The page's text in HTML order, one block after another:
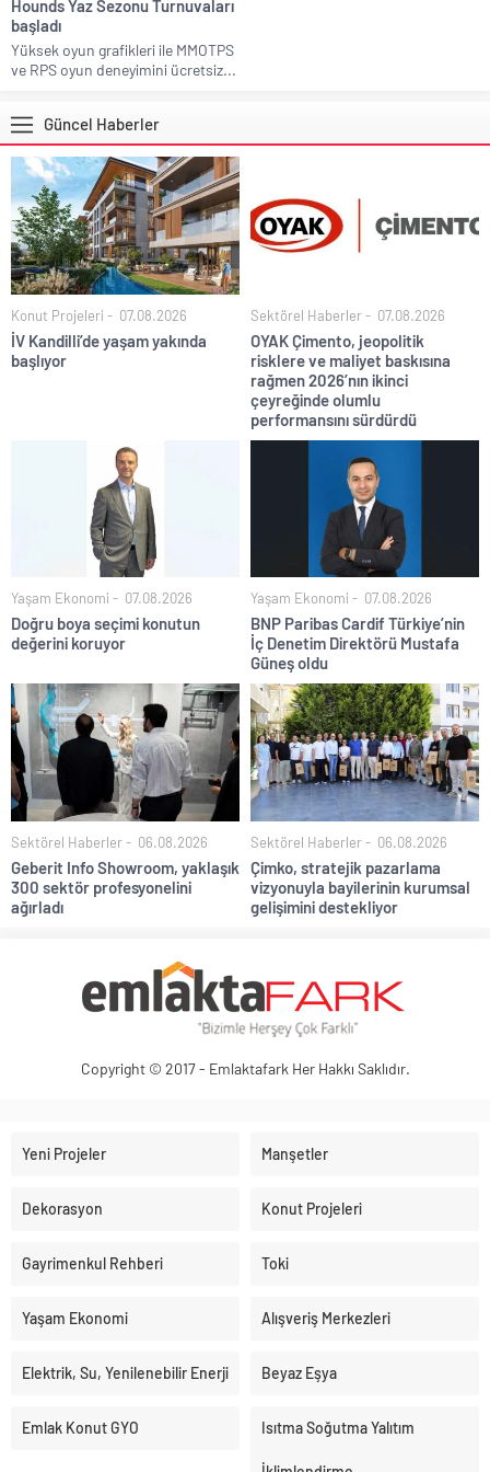
Hounds Yaz Sezonu Turnuvaları
başladı
Yüksek oyun grafikleri ile MMOTPS
ve RPS oyun deneyimini ücretsiz...
Güncel Haberler
Konut Projeleri 07.08.2026
İV Kandilli’de yaşam yakında
başlıyor
Sektörel Haberler 07.08.2026
OYAK Çimento, jeopolitik
risklere ve maliyet baskısına
rağmen 2026’nın ikinci
çeyreğinde olumlu
performansını sürdürdü
Yaşam Ekonomi 07.08.2026
Doğru boya seçimi konutun
değerini koruyor
Yaşam Ekonomi 07.08.2026
BNP Paribas Cardif Türkiye’nin
İç Denetim Direktörü Mustafa
Güneş oldu
Sektörel Haberler 06.08.2026
Geberit Info Showroom, yaklaşık
300 sektör profesyonelini
ağırladı
Sektörel Haberler 06.08.2026
Çimko, stratejik pazarlama
vizyonuyla bayilerinin kurumsal
gelişimini destekliyor
Copyright © 2017 - Emlaktafark Her Hakkı Saklıdır.
Yeni Projeler Manşetler
Dekorasyon Konut Projeleri
Gayrimenkul Rehberi Toki
Yaşam Ekonomi Alışveriş Merkezleri
Elektrik, Su, Yenilenebilir Enerji Beyaz Eşya
Emlak Konut GYO Isıtma Soğutma Yalıtım